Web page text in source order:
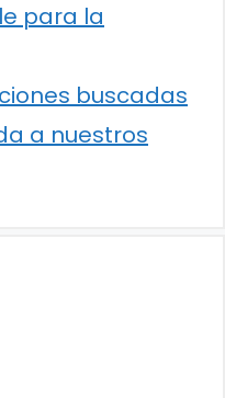
para la
buscadas
a nuestros